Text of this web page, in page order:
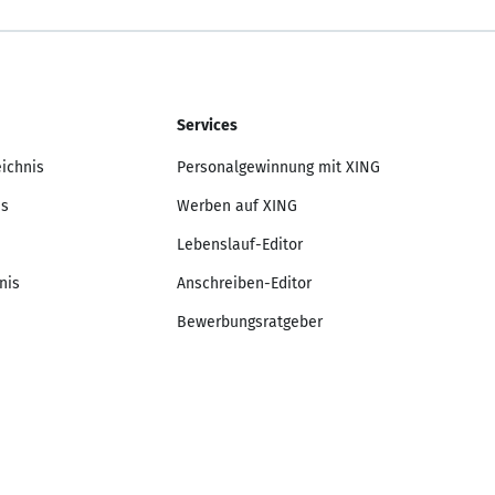
Services
Personalgewinnung mit XING
Werben auf XING
Lebenslauf-Editor
Anschreiben-Editor
Bewerbungsratgeber